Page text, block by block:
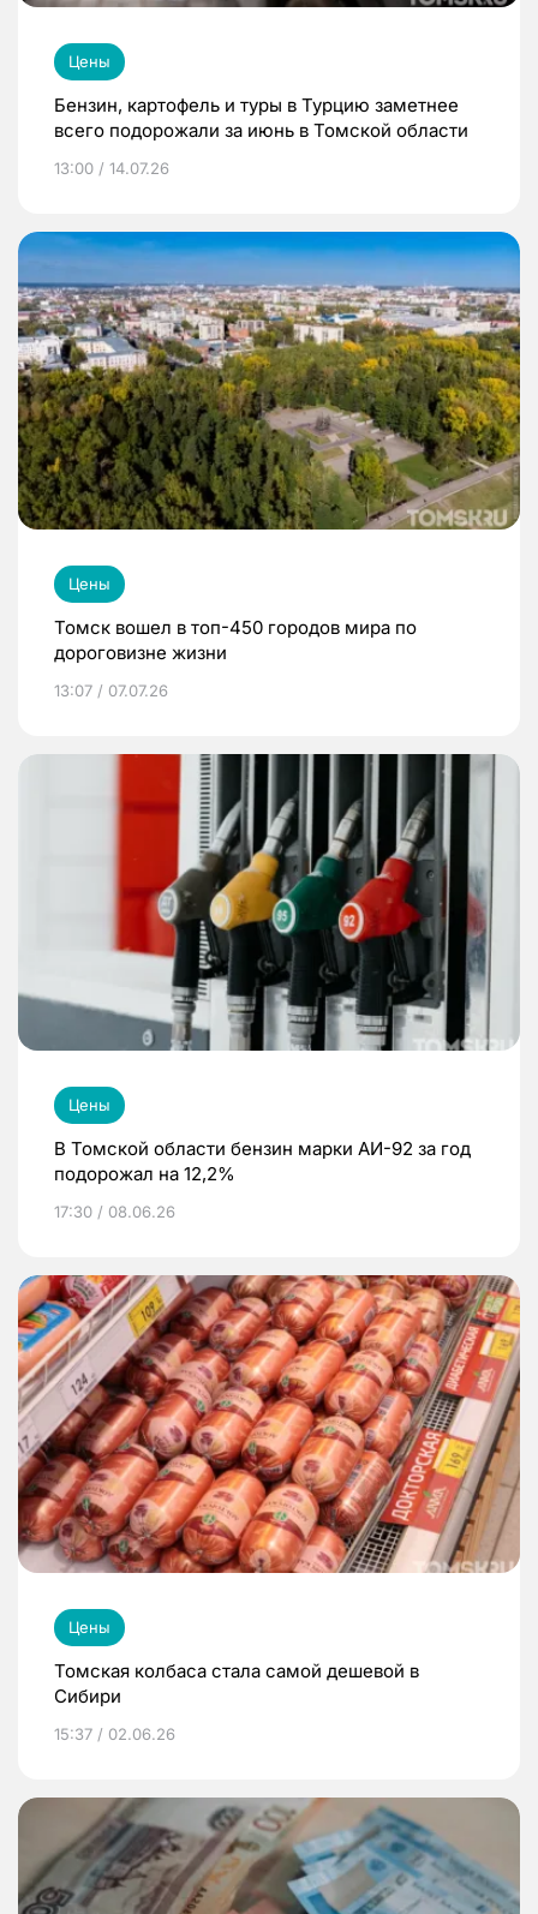
Цены
Бензин, картофель и туры в Турцию заметнее
всего подорожали за июнь в Томской области
13:00 / 14.07.26
Цены
Томск вошел в топ-450 городов мира по
дороговизне жизни
13:07 / 07.07.26
Цены
В Томской области бензин марки АИ-92 за год
подорожал на 12,2%
17:30 / 08.06.26
Цены
Томская колбаса стала самой дешевой в
Сибири
15:37 / 02.06.26